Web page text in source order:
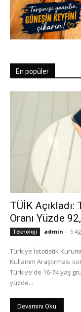
En popüler
TÜİK Açıkladı:
Oranı Yüzde
Teknoloji admin - 5
Türkiye İstatistik
Kullanım Araştırması
Türkiye'de 16-74 yaş
yüzde...
Devamını Oku